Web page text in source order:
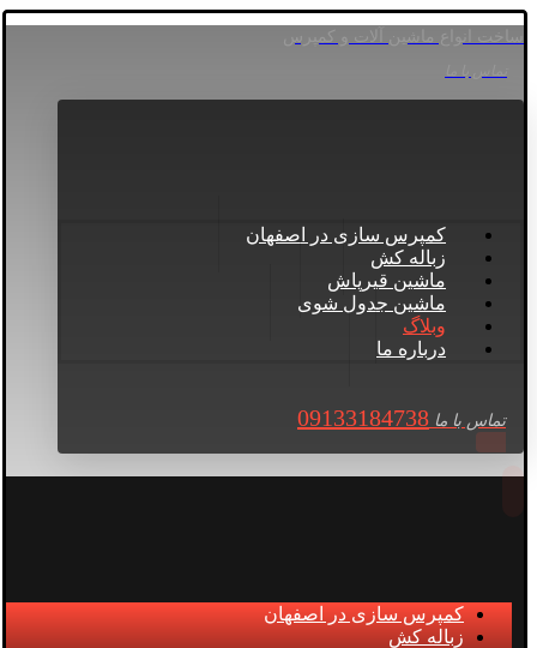
ساخت انواع ماشین آلات و کمپرس
کمپرس سازی در اصفهان
زباله کش
ماشین قیرپاش
ماشین جدول شوی
وبلاگ
درباره ما
تماس با ما 09133184738
کمپرس سازی در اصفهان
زباله کش